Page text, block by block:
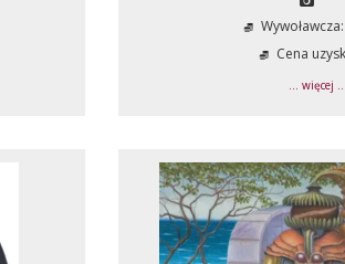
Cena
... więcej ...